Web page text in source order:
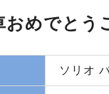
おめでとう
ソリオ